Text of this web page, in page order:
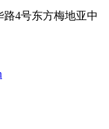
4号东方梅地亚中